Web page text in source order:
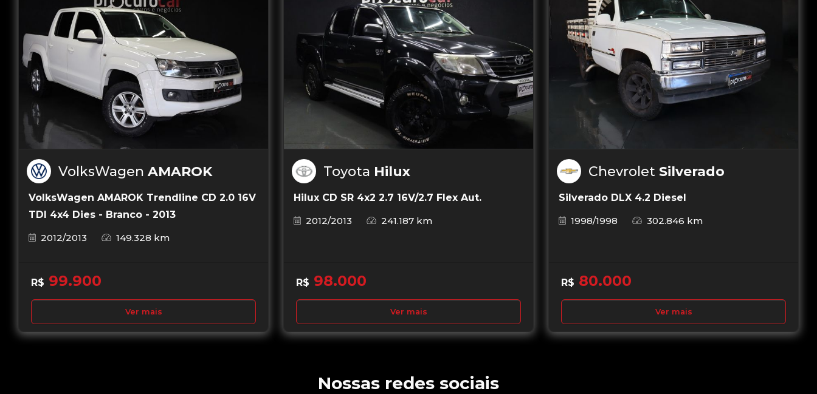
VolksWagen AMAROK
VolksWagen AMAROK Trendline CD 2.0 16V
TDI 4x4 Dies - Branco - 2013
2012/2013
149.328 km
R$ 99.900
Ver mais
Toyota Hilux
Hilux CD SR 4x2 2.7 16V/2.7 Flex Aut.
2012/2013
241.187 km
R$ 98.000
Ver mais
Chevrolet Silverado
Silverado DLX 4.2 Diesel
1998/1998
302.846 km
R$ 80.000
Ver mais
Nossas redes sociais